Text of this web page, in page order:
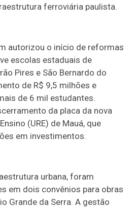
ferroviária paulista.
autorizou o início de reformas
escolas estaduais de
Pires e São Bernardo do
de R$ 9,5 milhões e
de 6 mil estudantes.
da placa da nova
(URE) de Mauá, que
em investimentos.
urbana, foram
em dois convênios para obras
Grande da Serra. A gestão